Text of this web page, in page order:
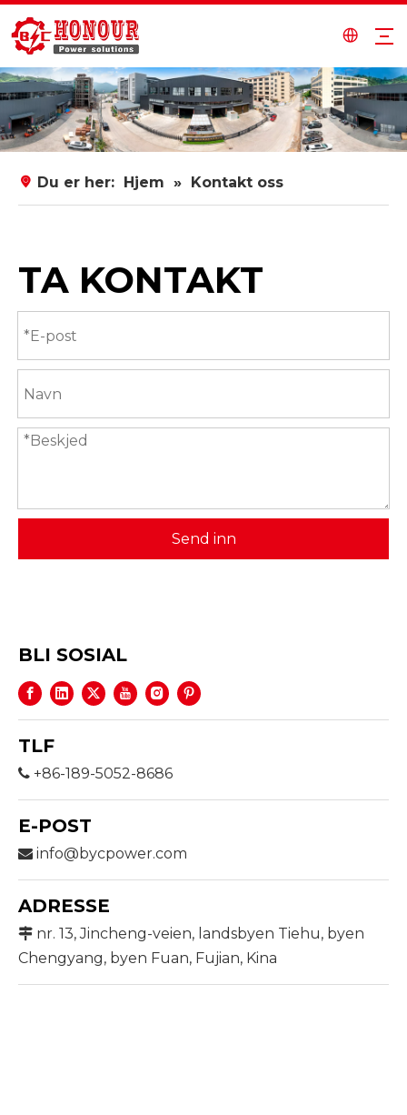
Du er her: Hjem » Kontakt oss
TA KONTAKT
Send inn
BLI SOSIAL
TLF
 +86-189-5052-8686
E-POST
 info@bycpower.com
ADRESSE
 nr. 13, Jincheng-veien, landsbyen Tiehu, byen
Chengyang, byen Fuan, Fujian, Kina